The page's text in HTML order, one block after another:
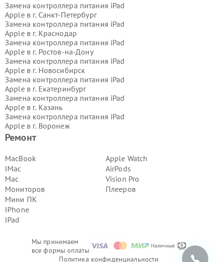
Мы принимаем
все формы оплаты
Ремонт
MacBook
IMac
Mac
Мониторов
Мини ПК
IPhone
IPad
Apple Watch
AirPods
Vision Pro
Плееров
Замена контроллера питания iPad
Apple в г. Санкт-Петербург
Замена контроллера питания iPad
Apple в г. Краснодар
Замена контроллера питания iPad
Apple в г. Ростов-на-Дону
Замена контроллера питания iPad
Apple в г. Новосибирск
Замена контроллера питания iPad
Apple в г. Екатеринбург
Замена контроллера питания iPad
Apple в г. Казань
Замена контроллера питания iPad
Apple в г. Воронеж
Замена контроллера питания iPad
Замена контроллера питания iPad
Apple в г.
Замена контроллера питания iPad
Apple в г.
Замена контроллера питания iPad
Apple в г.
Замена контроллера питания iPad
Apple в г.
Apple в г.
Замена контроллера питания iPad
Apple в г.ТюменьПолитика конфиденциальности